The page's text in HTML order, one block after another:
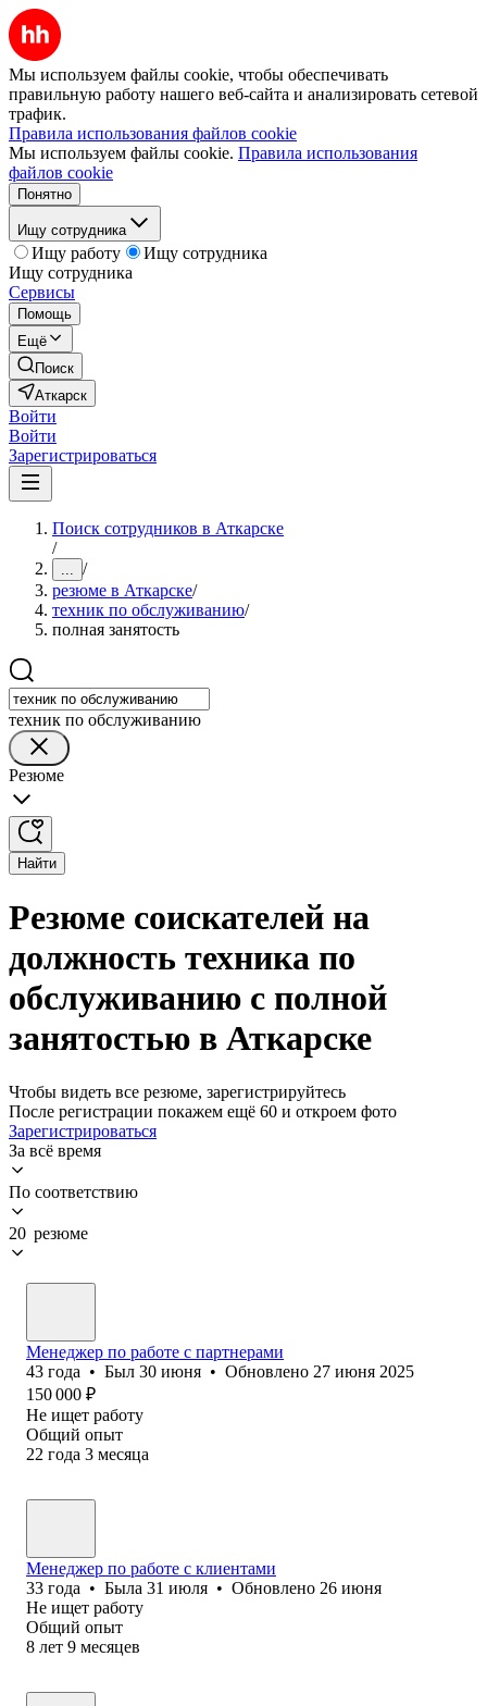
Мы используем файлы cookie, чтобы обеспечивать
правильную работу нашего веб-сайта и анализировать сетевой
трафик.
Правила использования файлов cookie
Мы используем файлы cookie. Правила использования
файлов cookie
Понятно
Ищу сотрудника
Ищу работу
Ищу сотрудника
Ищу сотрудника
Сервисы
Помощь
Ещё
Поиск
Аткарск
Войти
Войти
Зарегистрироваться
Поиск сотрудников в Аткарске
/
... /
резюме в Аткарске/
техник по обслуживанию/
полная занятость
техник по обслуживанию
Резюме
Найти
Резюме соискателей на
должность техника по
обслуживанию с полной
занятостью в Аткарске
Чтобы видеть все резюме, зарегистрируйтесь
После регистрации покажем ещё 60 и откроем фото
Зарегистрироваться
За всё время
По соответствию
20 резюме
Менеджер по работе с партнерами
43 года • Был 30 июня • Обновлено 27 июня 2025
150 000 ₽
Не ищет работу
Общий опыт
22 года 3 месяца
Менеджер по работе с клиентами
33 года • Была 31 июля • Обновлено 26 июня
Не ищет работу
Общий опыт
8 лет 9 месяцев